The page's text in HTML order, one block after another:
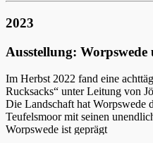
2023
Ausstellung: Worpswede
Im Herbst 2022 fand eine
Rucksacks“ unter Leitung von
Die Landschaft hat Worpswede
Teufelsmoor mit seinen
Worpswede ist geprägt